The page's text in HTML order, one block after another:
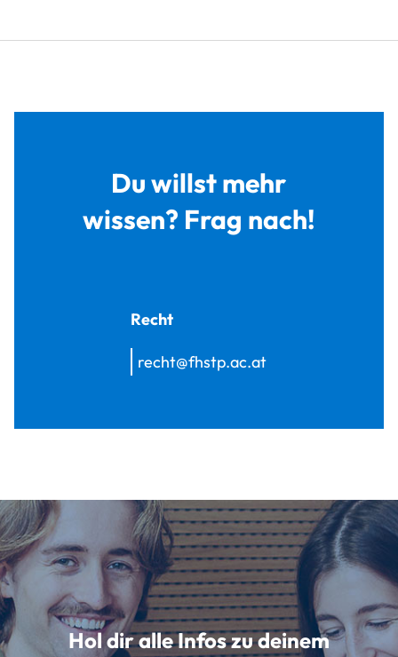
Du willst mehr
wissen? Frag nach!
Recht
recht@fhstp.ac.at
Hol dir alle Infos zu deinem